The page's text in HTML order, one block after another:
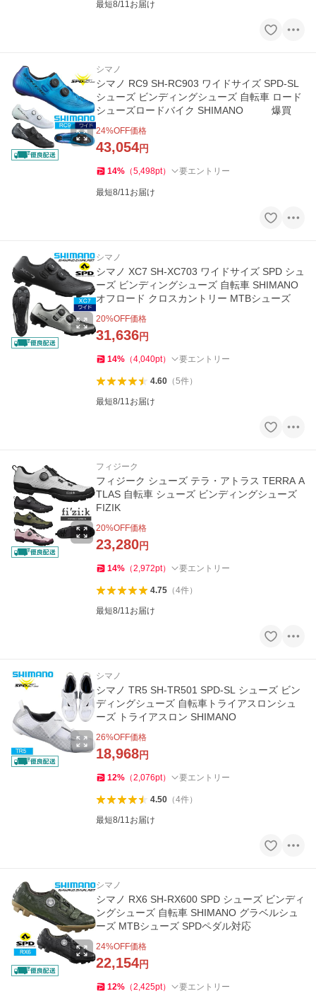
最短8/11お届け
シマノ
シマノ RC9 SH-RC903 ワイドサイズ SPD-SL
シューズ ビンディングシューズ 自転車 ロード
シューズロードバイク SHIMANO 爆買
24%OFF価格
43,054円
14% （5,498pt） 要エントリー
最短8/11お届け
シマノ
シマノ XC7 SH-XC703 ワイドサイズ SPD シュ
ーズ ビンディングシューズ 自転車 SHIMANO
オフロード クロスカントリー MTBシューズ
20%OFF価格
31,636円
14% （4,040pt） 要エントリー
4.60（5件）
最短8/11お届け
フィジーク
フィジーク シューズ テラ・アトラス TERRA A
TLAS 自転車 シューズ ビンディングシューズ
FIZIK
20%OFF価格
23,280円
14% （2,972pt） 要エントリー
4.75（4件）
最短8/11お届け
シマノ
シマノ TR5 SH-TR501 SPD-SL シューズ ビン
ディングシューズ 自転車トライアスロンシュ
ーズ トライアスロン SHIMANO
26%OFF価格
18,968円
12% （2,076pt） 要エントリー
4.50（4件）
最短8/11お届け
シマノ
シマノ RX6 SH-RX600 SPD シューズ ビンディ
ングシューズ 自転車 SHIMANO グラベルシュ
ーズ MTBシューズ SPDペダル対応
24%OFF価格
22,154円
12% （2,425pt） 要エントリー